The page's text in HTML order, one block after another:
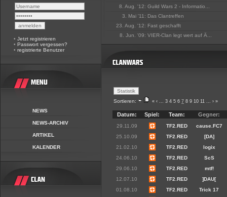
• Jetzt registrieren
• Passwort vergessen?
• registrierte Benutzer
NEWS
NEWS-ARCHIV
ARTIKEL
KALENDER
8. Aug. '12: Guild Wars 2 - Informatio...
3. Mai '11: Das Clantreffen
23. Aug. '12: Fast geschafft
8. Jun. '09: VIER-Clan legt wert auf Ä...
Sortieren: « ‹ ... 3 4 5 6 7 8 9 10 11 ... › »
Datum: Spiel: Team: Gegner:
29.11.09 TF2.RED
cause.FC7
25.10.09
TF2.RED
[DA]
21.02.10
TF2.RED
logix
24.06.10
TF2.RED
ScS
29.06.10
TF2.RED
mtf!
12.07.10
TF2.RED
]DAU[
01.08.10
TF2.RED
Trick 17